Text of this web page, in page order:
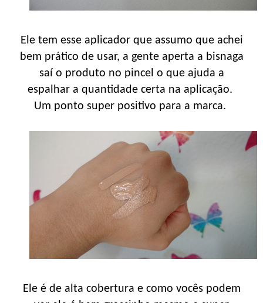
Ele tem esse aplicador que assumo que achei
bem prático de usar, a gente aperta a bisnaga
saí o produto no pincel o que ajuda a
espalhar a quantidade certa na aplicação.
Um ponto super positivo para a marca.
Ele é de alta cobertura e como vocês podem